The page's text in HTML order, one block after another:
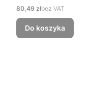
Cena
80,49 złbez VAT
Do koszyka